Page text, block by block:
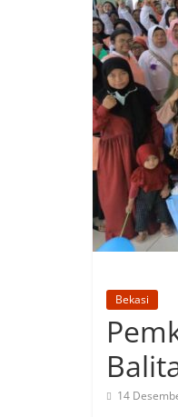
Bekasi
14